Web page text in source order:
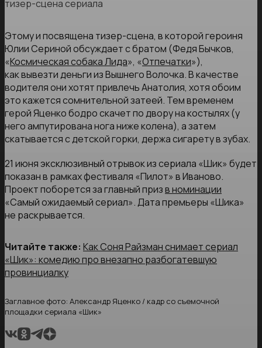
тизер-сцена сериала
Этому и посвящена тизер-сцена, в которой героиня
Юлии Сериной обсуждает с братом (Федя Бычков,
«Космическая собака Лида», «Отпечатки»),
как вывезти деньги из Вышнего Волочка. В качестве
водителя они хотят привлечь Анатолия, хотя обоим
это кажется сомнительной затеей. Тем временем
герой Яценко бодро скачет по двору на костылях (у
него ампутирована нога ниже колена), а затем
скатывается с детской горки, держа сигарету в зубах.
21 июня эксклюзивный отрывок из сериала «Шик» будет
показан в рамках фестиваля «Пилот» в Иваново.
Проект поборется за главный призв номинации
«Самый ожидаемый сериал». Дата премьеры «Шика»
не раскрывается.
Читайте также: Как Соня Райзман снимает сериал
«Шик»: комедию про внезапно разбогатевшую
провинциалку
Заглавное фото: Александр Яценко / кадр со съемочной
площадки сериала «Шик»